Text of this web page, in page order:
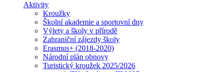
Aktivity
Kroužky
Školní akademie a sportovní dny
Výlety a školy v přírodě
Zahraniční zájezdy školy
Erasmus+ (2018-2020)
Národní plán obnovy
Turistický kroužek 2025/2026